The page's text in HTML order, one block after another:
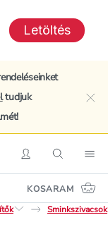
Letöltés
tudjuk
BelépésKeresés
KOSARAM
Sminkszivacsok